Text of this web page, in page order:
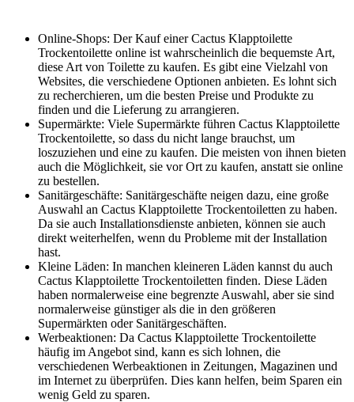
Online-Shops: Der Kauf einer Cactus Klapptoilette
Trockentoilette online ist wahrscheinlich die bequemste Art,
diese Art von Toilette zu kaufen. Es gibt eine Vielzahl von
Websites, die verschiedene Optionen anbieten. Es lohnt sich
zu recherchieren, um die besten Preise und Produkte zu
finden und die Lieferung zu arrangieren.
Supermärkte: Viele Supermärkte führen Cactus Klapptoilette
Trockentoilette, so dass du nicht lange brauchst, um
loszuziehen und eine zu kaufen. Die meisten von ihnen bieten
auch die Möglichkeit, sie vor Ort zu kaufen, anstatt sie online
zu bestellen.
Sanitärgeschäfte: Sanitärgeschäfte neigen dazu, eine große
Auswahl an Cactus Klapptoilette Trockentoiletten zu haben.
Da sie auch Installationsdienste anbieten, können sie auch
direkt weiterhelfen, wenn du Probleme mit der Installation
hast.
Kleine Läden: In manchen kleineren Läden kannst du auch
Cactus Klapptoilette Trockentoiletten finden. Diese Läden
haben normalerweise eine begrenzte Auswahl, aber sie sind
normalerweise günstiger als die in den größeren
Supermärkten oder Sanitärgeschäften.
Werbeaktionen: Da Cactus Klapptoilette Trockentoilette
häufig im Angebot sind, kann es sich lohnen, die
verschiedenen Werbeaktionen in Zeitungen, Magazinen und
im Internet zu überprüfen. Dies kann helfen, beim Sparen ein
wenig Geld zu sparen.